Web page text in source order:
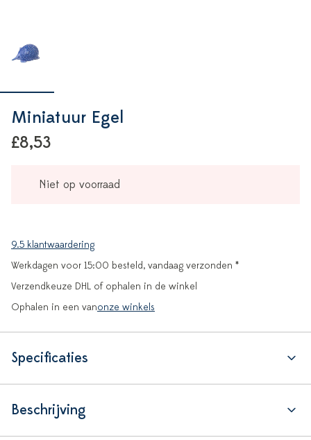
Miniatuur Egel
£8,53
Niet op voorraad
9.5 klantwaardering
Werkdagen voor 15:00 besteld, vandaag verzonden *
Verzendkeuze DHL of ophalen in de winkel
Ophalen in een vanonze winkels
Specificaties
Beschrijving